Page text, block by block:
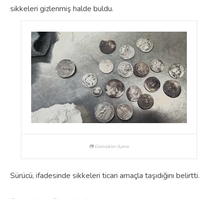
sikkeleri gizlenmiş halde buldu.
📷 Gümrükler Ajansı
Sürücü, ifadesinde sikkeleri ticari amaçla taşıdığını belirtti.